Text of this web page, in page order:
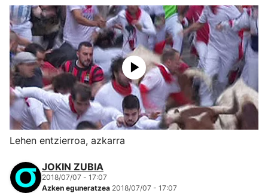
Ikusmiran
Eguraldia
Lehen entzierroa, azkarra
JOKIN ZUBIA
2018/07/07 - 17:07
Azken eguneratzea 2018/07/07 - 17:07